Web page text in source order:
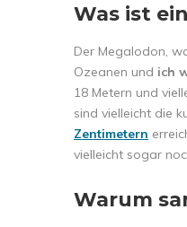
Was ist
Der Megalodon,
Ozeanen und ich
18 Metern und
sind vielleicht die
Zentimetern
vielleicht sogar
Warum